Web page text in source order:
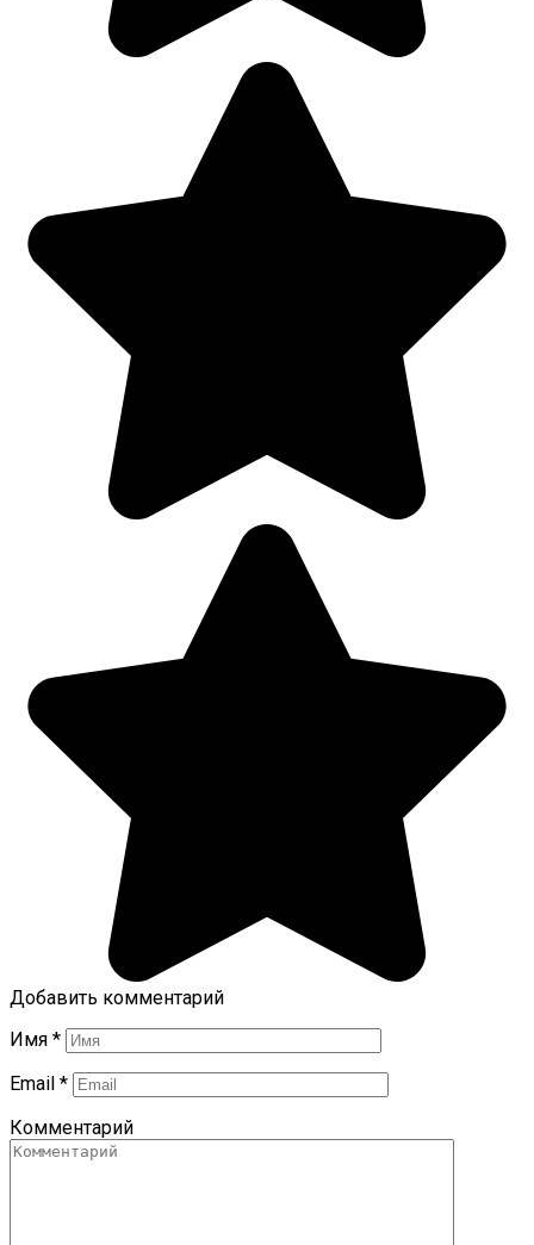
Добавить комментарий
Имя *
Email *
Комментарий